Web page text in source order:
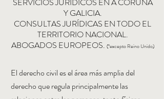
Y GALICIA.
CONSULTAS JURÍDICAS EN TODO EL
TERRITORIO NACIONAL.
ABOGADOS EUROPEOS. (*excepto Reino Unido)
El derecho civil es el área más amplia del
derecho que regula principalmente las